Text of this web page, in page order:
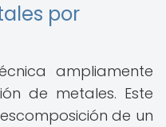
por
ampliamente
de metales. Este
de un